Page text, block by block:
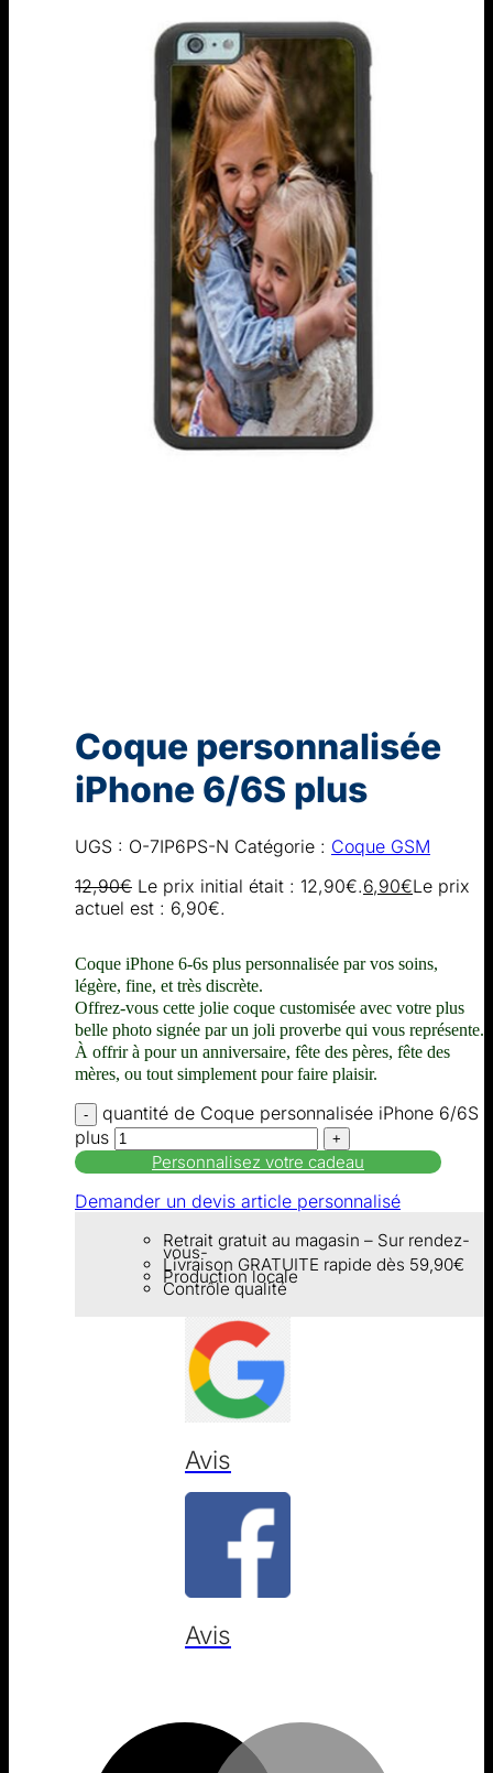
Coque personnalisée
iPhone 6/6S plus
UGS : O-7IP6PS-N Catégorie : Coque GSM
12,90€ Le prix initial était : 12,90€.6,90€Le prix
actuel est : 6,90€.
Coque iPhone 6-6s plus personnalisée par vos soins,
légère, fine, et très discrète.
Offrez-vous cette jolie coque customisée avec votre plus
belle photo signée par un joli proverbe qui vous représente.
À offrir à pour un anniversaire, fête des pères, fête des
mères, ou tout simplement pour faire plaisir.
quantité de Coque personnalisée iPhone 6/6S
plus
Personnalisez votre cadeau
Demander un devis article personnalisé
Retrait gratuit au magasin – Sur rendez-
vous-
Livraison GRATUITE rapide dès 59,90€
Production locale
Contrôle qualité
Avis
Avis